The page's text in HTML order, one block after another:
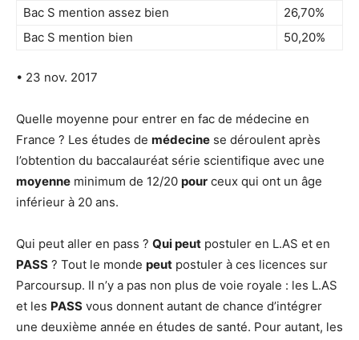
Bac S mention assez bien
26,70%
Bac S mention bien
50,20%
• 23 nov. 2017
Quelle moyenne pour entrer en fac de médecine en
France ? Les études de médecine se déroulent après
l’obtention du baccalauréat série scientifique avec une
moyenne minimum de 12/20 pour ceux qui ont un âge
inférieur à 20 ans.
Qui peut aller en pass ? Qui peut postuler en L.AS et en
PASS ? Tout le monde peut postuler à ces licences sur
Parcoursup. Il n’y a pas non plus de voie royale : les L.AS
et les PASS vous donnent autant de chance d’intégrer
une deuxième année en études de santé. Pour autant, les